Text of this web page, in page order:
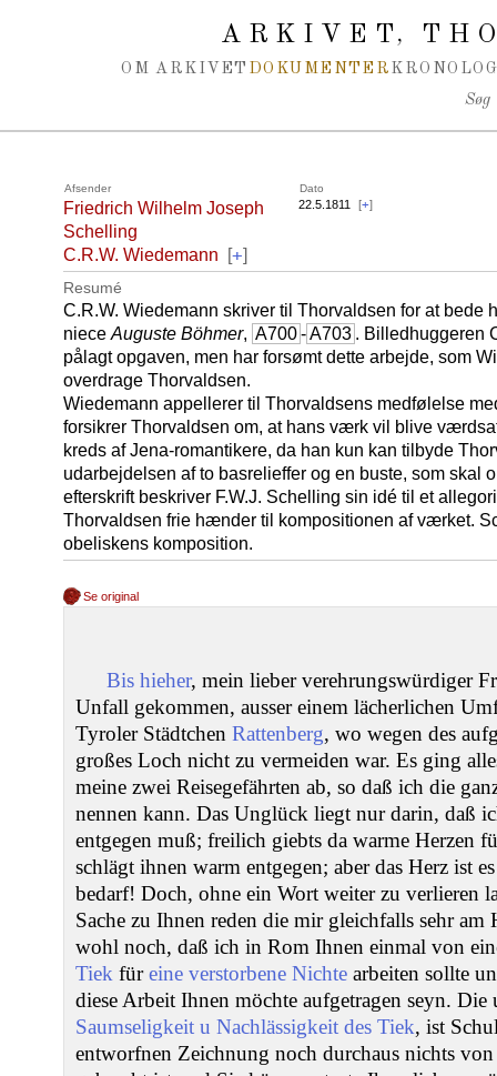
ARKIVET,
OM ARKIVET DOKUMENTER
Søg
Afsender Dato
Friedrich Wilhelm Joseph
Schelling
C.R.W. Wiedemann
[+]
22.5.1811 [+]
Resumé
C.R.W. Wiedemann skriver til Thorvaldsen for at bede
niece Auguste Böhmer, A700-A703 . Billedhuggeren
pålagt opgaven, men har forsømt dette arbejde, som
overdrage Thorvaldsen.
Wiedemann appellerer til Thorvaldsens medfølelse
forsikrer Thorvaldsen om, at hans værk vil blive
kreds af Jena-romantikere, da han kun kan tilbyde
udarbejdelsen af to basrelieffer og en buste, som skal
efterskrift beskriver F.W.J. Schelling sin idé til et
Thorvaldsen frie hænder til kompositionen af værket.
obeliskens komposition.
Se original
Bis hieher, mein lieber verehrungswürdiger
Unfall gekommen, ausser einem lächerlichen
Tyroler Städtchen Rattenberg, wo wegen des
großes Loch nicht zu vermeiden war. Es ging
meine zwei Reisegefährten ab, so daß ich die
nennen kann. Das Unglück liegt nur darin, daß
entgegen muß; freilich giebts da warme Herzen
schlägt ihnen warm entgegen; aber das Herz ist
bedarf! Doch, ohne ein Wort weiter zu verlieren
Sache zu Ihnen reden die mir gleichfalls sehr am
wohl noch, daß ich in Rom Ihnen einmal von
Tiek füreine verstorbene Nichte arbeiten sollte
diese Arbeit Ihnen möchte aufgetragen seyn.
Saumseligkeit u Nachlässigkeit des Tiek, ist
entworfnen Zeichnung noch durchaus nichts